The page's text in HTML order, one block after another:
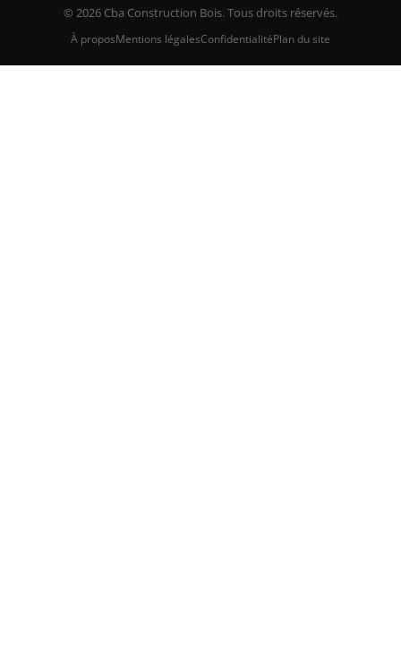
© 2026 Cba Construction Bois. Tous droits réservés.
À proposMentions légalesConfidentialitéPlan du site